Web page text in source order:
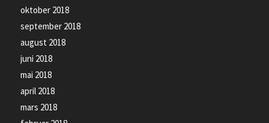
oktober 2018
september 2018
august 2018
juni 2018
mai 2018
april 2018
mars 2018